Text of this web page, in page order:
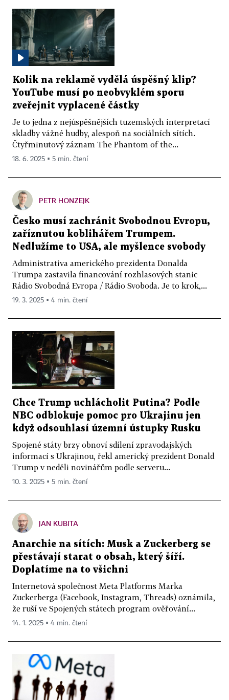
Kolik na reklamě vydělá úspěšný klip?
YouTube musí po neobvyklém sporu
zveřejnit vyplacené částky
Je to jedna z nejúspěšnějších tuzemských interpretací
skladby vážné hudby, alespoň na sociálních sítích.
Čtyřminutový záznam The Phantom of the...
18. 6. 2025 ▪ 5 min. čtení
PETR HONZEJK
Česko musí zachránit Svobodnou Evropu,
zaříznutou koblihářem Trumpem.
Nedlužíme to USA, ale myšlence svobody
Administrativa amerického prezidenta Donalda
Trumpa zastavila financování rozhlasových stanic
Rádio Svobodná Evropa / Rádio Svoboda. Je to krok,...
19. 3. 2025 ▪ 4 min. čtení
Chce Trump uchlácholit Putina? Podle
NBC odblokuje pomoc pro Ukrajinu jen
když odsouhlasí územní ústupky Rusku
Spojené státy brzy obnoví sdílení zpravodajských
informací s Ukrajinou, řekl americký prezident Donald
Trump v neděli novinářům podle serveru...
10. 3. 2025 ▪ 5 min. čtení
JAN KUBITA
Anarchie na sítích: Musk a Zuckerberg se
přestávají starat o obsah, který šíří.
Doplatíme na to všichni
Internetová společnost Meta Platforms Marka
Zuckerberga (Facebook, Instagram, Threads) oznámila,
že ruší ve Spojených státech program ověřování...
14. 1. 2025 ▪ 4 min. čtení